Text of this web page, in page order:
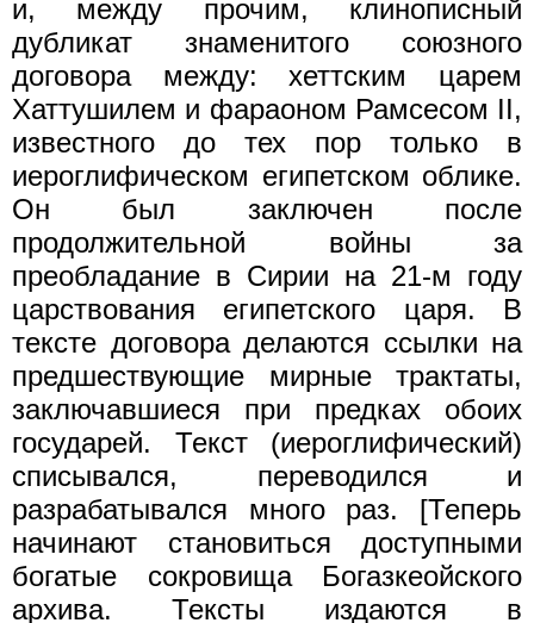
и, между прочим, клинописный
дубликат знаменитого союзного
договора между: хеттским царем
Хаттушилем и фараоном Рамсесом II,
известного до тех пор только в
иероглифическом египетском облике.
Он был заключен после
продолжительной войны за
преобладание в Сирии на 21-м году
царствования египетского царя. В
тексте договора делаются ссылки на
предшествующие мирные трактаты,
заключавшиеся при предках обоих
государей. Текст (иероглифический)
списывался, переводился и
разрабатывался много раз. [Теперь
начинают становиться доступными
богатые сокровища Богазкеойского
архива. Тексты издаются в